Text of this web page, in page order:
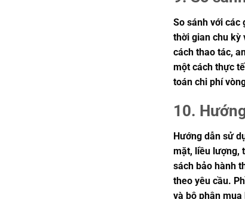
So sánh với
thời gian chu kỳ
cách thao tác,
một cách thực
toán chi phí
10.
Hướng dẫn sử
mặt, liều lượng,
sách bảo hành
theo yêu cầu.
và bộ phận